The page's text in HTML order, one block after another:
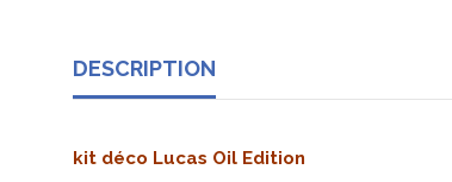
DESCRIPTION
kit déco Lucas Oil Edition